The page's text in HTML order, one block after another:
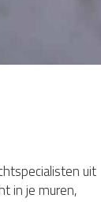
uit
in je muren,